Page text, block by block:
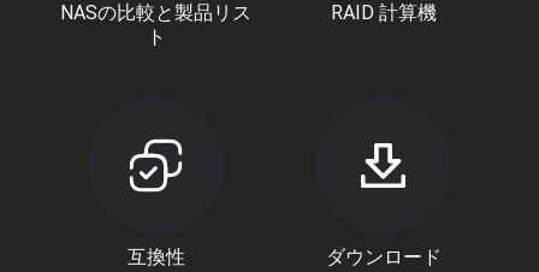
NASの比較と製品リス
ト
RAID 計算機
互換性 ダウンロード